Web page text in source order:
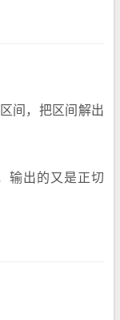
间，把区间解出
输出的又是正切